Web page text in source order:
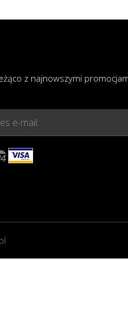
z najnowszymi
e-mail: